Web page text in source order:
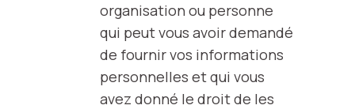
organisation ou personne
qui peut vous avoir demandé
de fournir vos informations
personnelles et qui vous
avez donné le droit de les